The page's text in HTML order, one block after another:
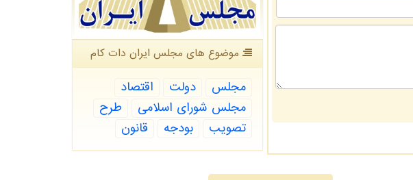
موضوع های مجلس ایران دات كام
مجلس دولت
اقتصاد
مجلس شورای اسلامی
طرح
تصویب
بودجه قانون